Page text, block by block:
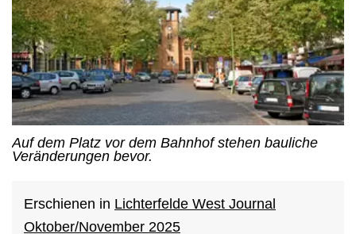
Auf dem Platz vor dem Bahnhof stehen bauliche
Veränderungen bevor.
Erschienen in Lichterfelde West Journal
Oktober/November 2025